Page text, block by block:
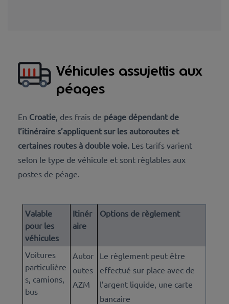
Véhicules assujettis aux
péages
En Croatie , des frais de péage dépendant de
l’itinéraire s’appliquent sur les autoroutes et
certaines routes à double voie. Les tarifs varient
selon le type de véhicule et sont règlables aux
postes de péage.
Valable
pour les
véhicules
Itinér
aire
Options de règlement
Voitures
particulière
s, camions,
bus
Autor
outes
AZM
Le règlement peut être
effectué sur place avec de
l’argent liquide, une carte
bancaire